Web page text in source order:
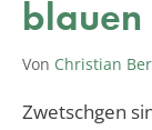
blauen
Von Christian
Zwetschgen